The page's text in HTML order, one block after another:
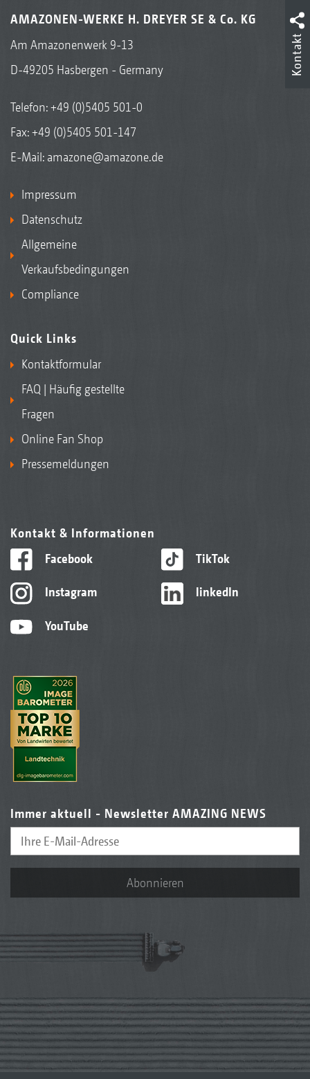
AMAZONEN-WERKE H. DREYER SE & Co. KG
Am Amazonenwerk 9-13
D-49205 Hasbergen - Germany
Telefon:+49 (0)5405 501-0
Fax: +49 (0)5405 501-147
E-Mail: amazone@amazone.de
Impressum
Datenschutz
Allgemeine
Verkaufsbedingungen
Compliance
Quick Links
Kontaktformular
FAQ | Häufig gestellte
Fragen
Online Fan Shop
Pressemeldungen
Kontakt & Informationen
Facebook
Instagram
YouTube
TikTok
linkedIn
Immer aktuell - Newsletter AMAZING NEWS
Abonnieren
Kontakt